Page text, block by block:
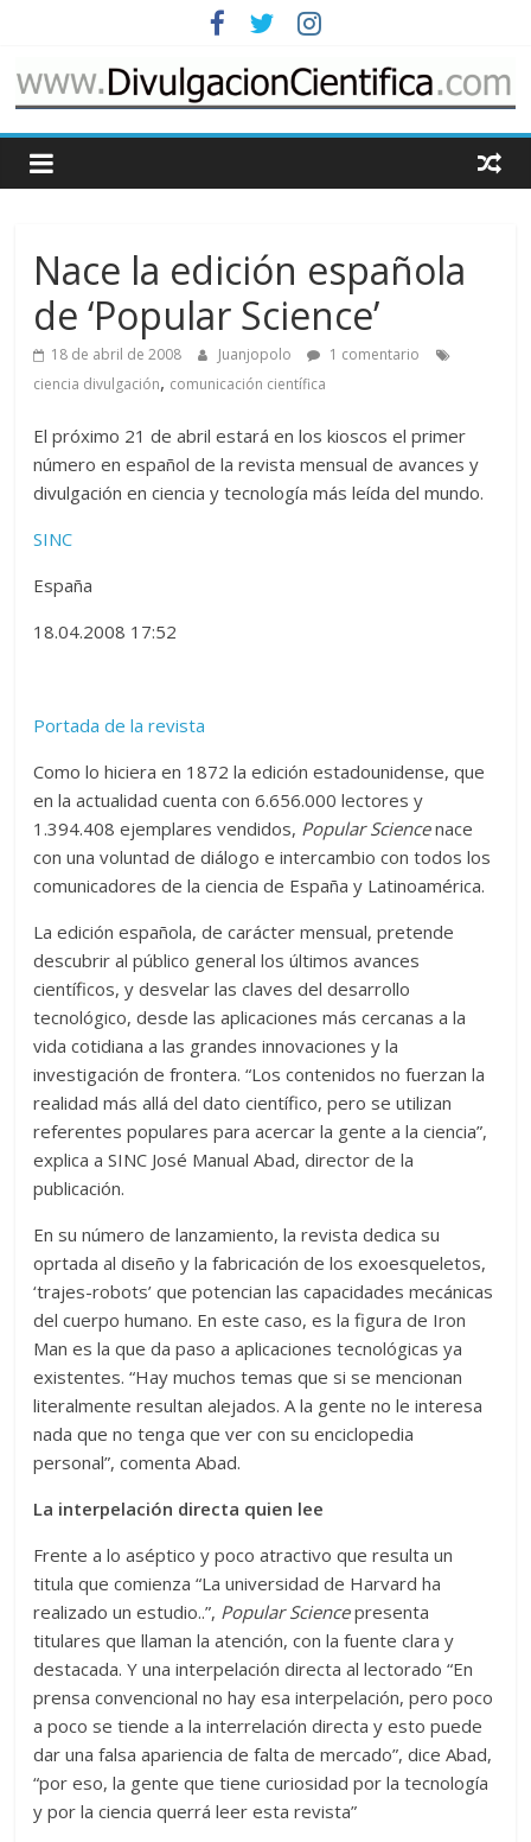
contenido
Cosas
divulgación
de
ciencia
Nace la edición española
de ‘Popular Science’
18 de abril de 2008 Juanjopolo
1 comentario
ciencia divulgación, comunicación científica
El próximo 21 de abril estará en los kioscos el primer
número en español de la revista mensual de avances y
divulgación en ciencia y tecnología más leída del mundo.
SINC
España
18.04.2008 17:52
Portada de la revista
Como lo hiciera en 1872 la edición estadounidense, que
en la actualidad cuenta con 6.656.000 lectores y
1.394.408 ejemplares vendidos, Popular Sciencenace
con una voluntad de diálogo e intercambio con todos los
comunicadores de la ciencia de España y Latinoamérica.
La edición española, de carácter mensual, pretende
descubrir al público general los últimos avances
científicos, y desvelar las claves del desarrollo
tecnológico, desde las aplicaciones más cercanas a la
vida cotidiana a las grandes innovaciones y la
investigación de frontera. “Los contenidos no fuerzan la
realidad más allá del dato científico, pero se utilizan
referentes populares para acercar la gente a la ciencia”,
explica a SINC José Manual Abad, director de la
publicación.
En su número de lanzamiento, la revista dedica su
oprtada al diseño y la fabricación de los exoesqueletos,
‘trajes-robots’ que potencian las capacidades mecánicas
del cuerpo humano. En este caso, es la figura de Iron
Man es la que da paso a aplicaciones tecnológicas ya
existentes. “Hay muchos temas que si se mencionan
literalmente resultan alejados. A la gente no le interesa
nada que no tenga que ver con su enciclopedia
personal”, comenta Abad.
La interpelación directa quien lee
Frente a lo aséptico y poco atractivo que resulta un
titula que comienza “La universidad de Harvard ha
realizado un estudio..”, Popular Sciencepresenta
titulares que llaman la atención, con la fuente clara y
destacada. Y una interpelación directa al lectorado “En
prensa convencional no hay esa interpelación, pero poco
a poco se tiende a la interrelación directa y esto puede
dar una falsa apariencia de falta de mercado”, dice Abad,
“por eso, la gente que tiene curiosidad por la tecnología
y por la ciencia querrá leer esta revista”